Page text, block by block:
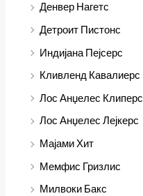
Денвер Нагетс
Детроит Пистонс
Индијана Пејсерс
Кливленд Кавалиерс
Лос Анџелес Клиперс
Лос Анџелес Лејкерс
Мајами Хит
Мемфис Гризлис
Милвоки Бакс